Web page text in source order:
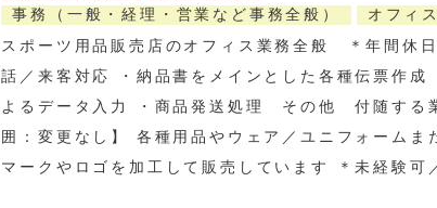
事務（一般・経理・営業など事務全般）
オフィ
スポーツ用品販売店のオフィス業務全般 ＊年間休
話／来客対応 ・納品書をメインとした各種伝票作成
よるデータ入力 ・商品発送処理 その他 付随する
囲：変更なし】 各種用品やウェア／ユニフォームま
マークやロゴを加工して販売しています ＊未経験可